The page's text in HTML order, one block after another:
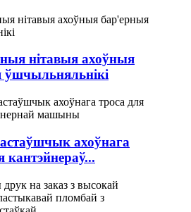
нітавыя ахоўныя
ахоўнага
кантэйнераў...